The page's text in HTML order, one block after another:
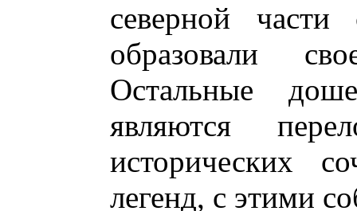
северной
образовали
Остальные
являются
исторических
легенд, с этими